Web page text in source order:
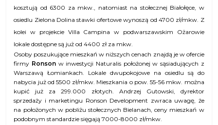
kosztują od 6300 za mkw., natomiast na stołecznej Białołęce, w
osiedlu Zielona Dolina stawki ofertowe wynoszą od 4700 zł/mkw. Z
kolei w projekcie Villa Campina w podwarszawskim Ożarowie
lokale dostępne są już od 4400 zł za mkw.
Osoby poszukujące mieszkań w niższych cenach znajdą je w ofercie
firmy Ronson w inwestycji Naturalis położonej w sąsiadujących z
Warszawą Łomiankach. Lokale dwupokojowe na osiedlu są do
nabycia już od 5500 zł/mkw. Mieszkania o pow. 55-56 mkw. można
kupić już za 299.000 złotych. Andrzej Gutowski, dyrektor
sprzedaży i marketingu Ronson Development zwraca uwagę, że
na położonych w pobliżu stołecznych Bielanach, ceny mieszkań w
podobnym standardzie sięgają 7000-8000 zł/mkw.